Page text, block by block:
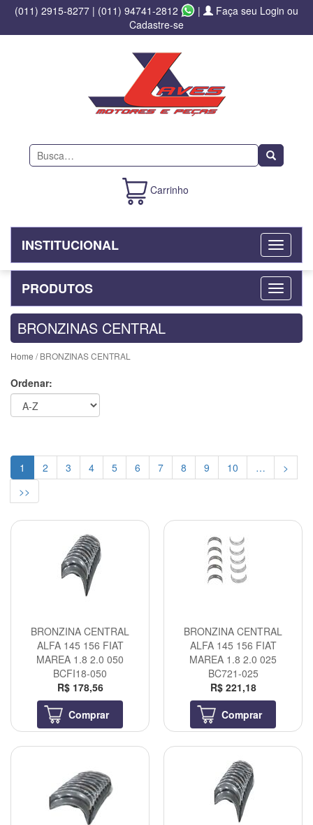
(011) 2915-8277 | (011) 94741-2812 |
Faça seu Login ou
Cadastre-se
Buscar
Carrinho
INSTITUCIONAL
PRODUTOS
BRONZINAS CENTRAL
Home / BRONZINAS CENTRAL
Ordenar:
1 2 3 4 5 6 7 8 9 10 …
>
>>
BRONZINA CENTRAL
ALFA 145 156 FIAT
MAREA 1.8 2.0 050
BCFI18-050
R$ 178,56
Comprar
BRONZINA CENTRAL
ALFA 145 156 FIAT
MAREA 1.8 2.0 025
BC721-025
R$ 221,18
Comprar